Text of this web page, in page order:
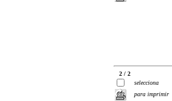
2 / 2
selecciona
para imprimir